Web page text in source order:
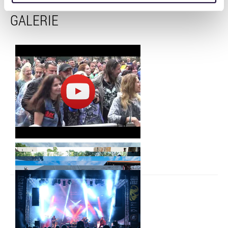
získali v důsledku toho, že používáte jejich služby. Jaké
typy cookies používáme, naleznete níže. Možnosti
zpracování upravíte zaškrtnutím příslušné varianty. Svoji
GALERIE